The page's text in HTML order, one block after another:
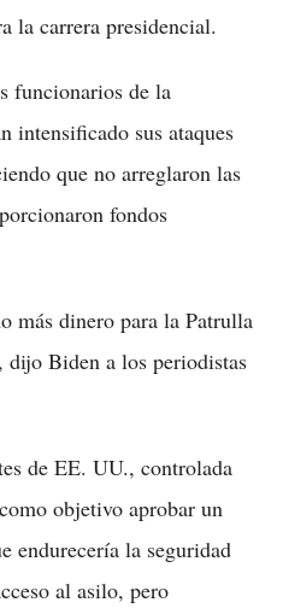
la carrera presidencial.
funcionarios de la
intensificado sus ataques
que no arreglaron las
fondos
más dinero para la Patrulla
Biden a los periodistas
de EE. UU., controlada
objetivo aprobar un
endurecería la seguridad
al asilo, pero